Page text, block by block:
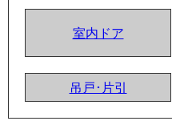
室内ドア
吊戸･片引